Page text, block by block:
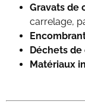
Gravats de
carrelage,
Déchets
Matériaux